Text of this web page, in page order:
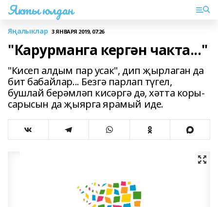
Якты юлдан
Яңалыклар 3 ЯНВАРЯ 2019, 07:26
"Карурманга кергән чакта..."
"Кисеп алдым пар усак", дип җырлаган да
бит бабайлар... Безгә парлап түгел,
бушлай берәмләп кисәргә дә, хәтта коры-
сарысын да җыярга ярамый иде.